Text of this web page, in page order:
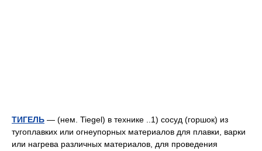
ТИГЕЛЬ — (нем. Tiegel) в технике ..1) сосуд (горшок) из
тугоплавких или огнеупорных материалов для плавки, варки
или нагрева различных материалов, для проведения